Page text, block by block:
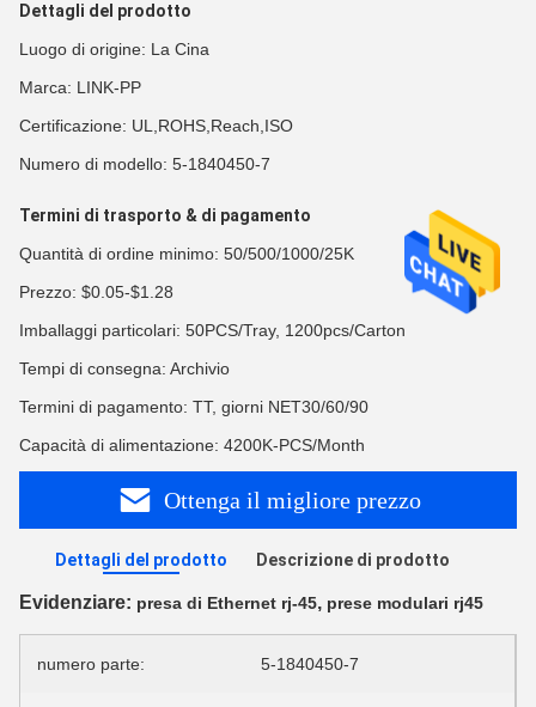
Dettagli del prodotto
Luogo di origine: La Cina
Marca: LINK-PP
Certificazione: UL,ROHS,Reach,ISO
Numero di modello: 5-1840450-7
Termini di trasporto & di pagamento
Quantità di ordine minimo: 50/500/1000/25K
Prezzo: $0.05-$1.28
Imballaggi particolari: 50PCS/Tray, 1200pcs/Carton
Tempi di consegna: Archivio
Termini di pagamento: TT, giorni NET30/60/90
Capacità di alimentazione: 4200K-PCS/Month
Ottenga il migliore prezzo
Dettagli del prodotto Descrizione di prodotto
Evidenziare: presa di Ethernet rj-45, prese modulari rj45
numero parte: 5-1840450-7